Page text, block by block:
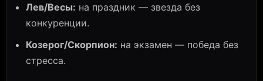
Лев/Весы: на праздник — звезда без
конкуренции.
Козерог/Скорпион: на экзамен — победа без
стресса.